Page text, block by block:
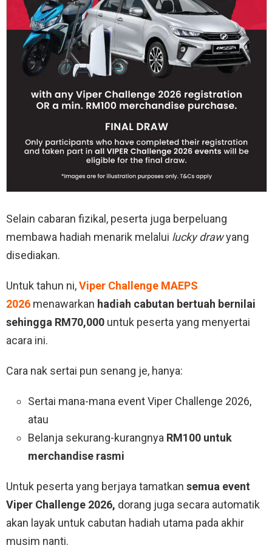
Selain cabaran fizikal, peserta juga berpeluang
membawa hadiah menarik melalui lucky drawyang
disediakan.
Untuk tahun ni,Viper Challenge MAEPS
2026 menawarkan hadiah cabutan bertuah bernilai
sehingga RM70,000 untuk peserta yang menyertai
acara ini.
Cara nak sertai pun senang je, hanya:
Sertai mana-mana event Viper Challenge 2026,
atau
Belanja sekurang-kurangnya RM100 untuk
merchandise rasmi
Untuk peserta yang berjaya tamatkan semua event
Viper Challenge 2026, dorang juga secara automatik
akan layak untuk cabutan hadiah utama pada akhir
musim nanti.